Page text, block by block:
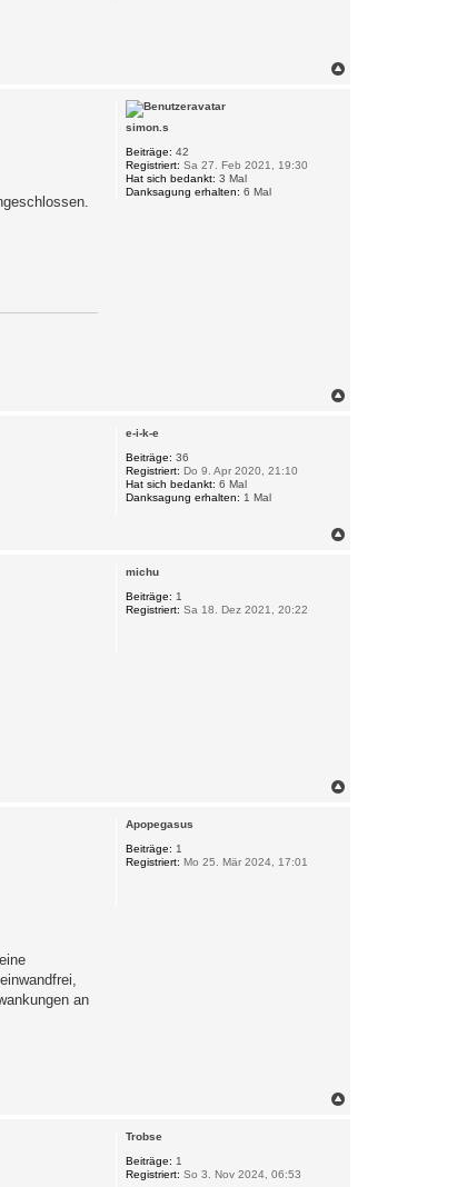
simon.s
Beiträge: 42
Registriert: Sa 27. Feb 2021, 19:30
Hat sich bedankt: 3 Mal
Danksagung erhalten: 6 Mal
e-i-k-e
Beiträge: 36
Registriert: Do 9. Apr 2020, 21:10
Hat sich bedankt: 6 Mal
Danksagung erhalten: 1 Mal
michu
Beiträge: 1
Registriert: Sa 18. Dez 2021, 20:22
Apopegasus
Beiträge: 1
Registriert: Mo 25. Mär 2024, 17:01
an
Trobse
Beiträge: 1
Registriert: So 3. Nov 2024, 06:53